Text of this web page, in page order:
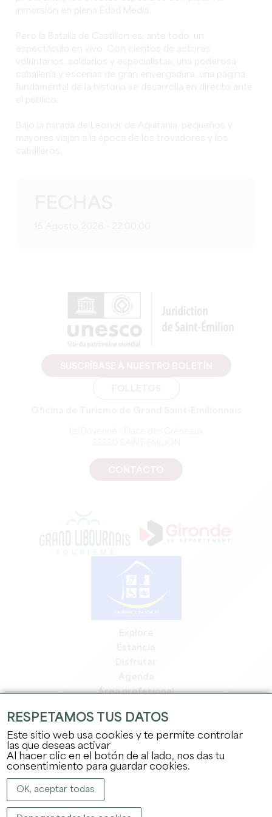
inmersión en plena Edad Media.
Pero la Batalla de Castillon es, ante todo, un
espectáculo en vivo. Con cientos de actores
voluntarios, soldados y especialistas, una poderosa
caballería y escenas de gran envergadura, una página
fundamental de la historia se desarrolla en directo ante
el público.
Bajo la mirada de Leonor de Aquitania, pequeños y
mayores viajan a la época de los trovadores y los
caballeros.
Área profesional
Espacio prensa
Empleo y prácticas
Información jurídica
Política de confidencialidad
RESPETAMOS TUS DATOS
Este sitio web usa cookies y te permite controlar
las que deseas activar
Al hacer clic en el botón de al lado, nos das tu
consentimiento para guardar cookies.
OK, aceptar todas